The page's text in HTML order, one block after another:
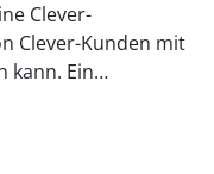
Clever-
Clever-Kunden mit
Ein
erholsamen